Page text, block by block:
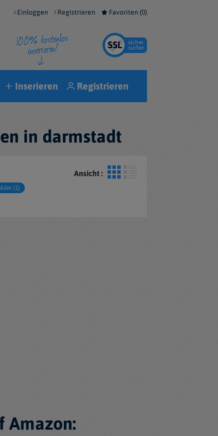
Einloggen Registrieren Favoriten (0)
Inserieren Registrieren
in darmstadt
Ansicht :
(1)
Amazon: